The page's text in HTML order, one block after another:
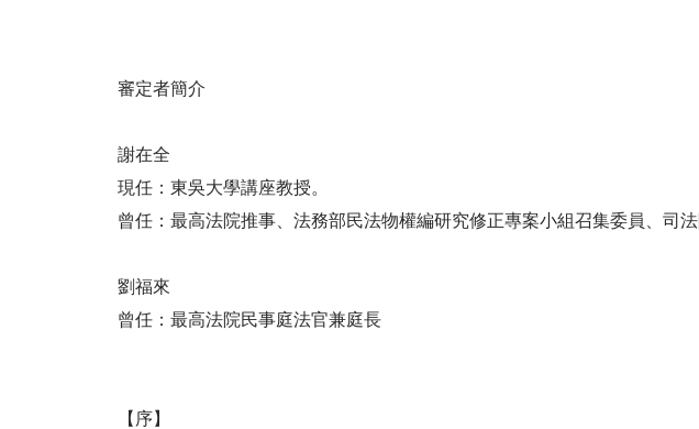
審定者簡介
謝在全
現任：東吳大學講座教授。
曾任：最高法院推事、法務部民法物權編研究修正專案小組召集委員、司法
劉福來
曾任：最高法院民事庭法官兼庭長
【序】